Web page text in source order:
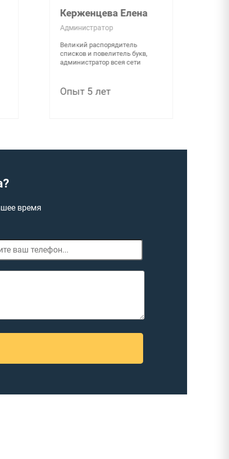
Гордеева Кристина
Инженер
Начинающий бесконечный путь
падаван с острым умом и
золотыми руками
Опыт 2 года
время